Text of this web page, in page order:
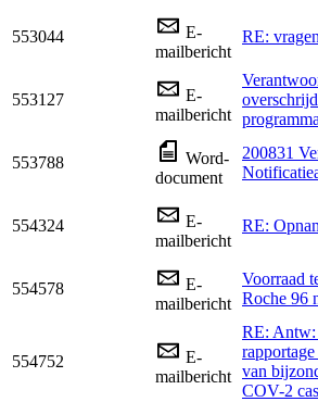
553044
E-
mailbericht
RE: vragen
553127
E-
mailbericht programma
553788
Word-
document
200831
554324
E-
mailbericht
RE:
554578
E-
mailbericht
Voorraad
Roche 96
554752
E-
mailbericht
RE: Antw:
rapportage
van
COV-2